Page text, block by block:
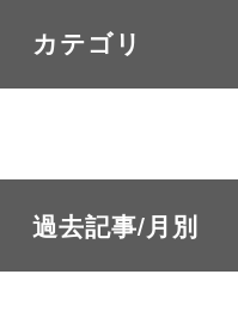
カテゴリ
過去記事/月別